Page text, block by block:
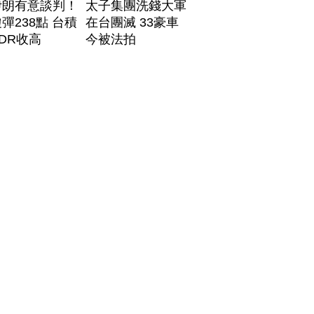
有意談判！
238點 台積
收高
太子集團洗錢大軍
在台團滅 33豪車
今被法拍